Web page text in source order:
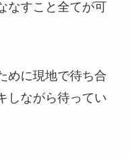
なすこと全てが可
めに現地で待ち合
しながら待ってい